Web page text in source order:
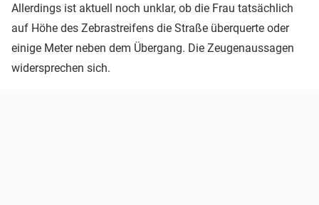
Allerdings ist aktuell noch unklar, ob die Frau tatsächlich
auf Höhe des Zebrastreifens die Straße überquerte oder
einige Meter neben dem Übergang. Die Zeugenaussagen
widersprechen sich.